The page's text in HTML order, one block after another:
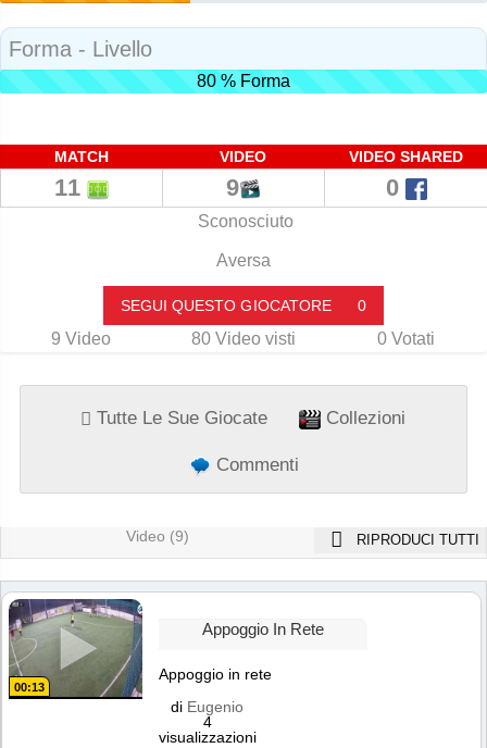
Forma - Livello
80 % Forma
MATCH VIDEO VIDEO SHARED
11 9 0
Sconosciuto
Aversa
SEGUI QUESTO GIOCATORE 0
9 Video 80 Video visti 0 Votati
Tutte Le Sue Giocate Collezioni
Commenti
Video (9) RIPRODUCI TUTTI
00:13
Appoggio In Rete
Appoggio in rete
di Eugenio
4
visualizzazioni